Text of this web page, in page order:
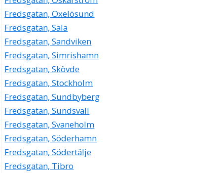
Fredsgatan, Oxelösund
Fredsgatan, Sala
Fredsgatan, Sandviken
Fredsgatan, Simrishamn
Fredsgatan, Skövde
Fredsgatan, Stockholm
Fredsgatan, Sundbyberg
Fredsgatan, Sundsvall
Fredsgatan, Svaneholm
Fredsgatan, Söderhamn
Fredsgatan, Södertälje
Fredsgatan, Tibro